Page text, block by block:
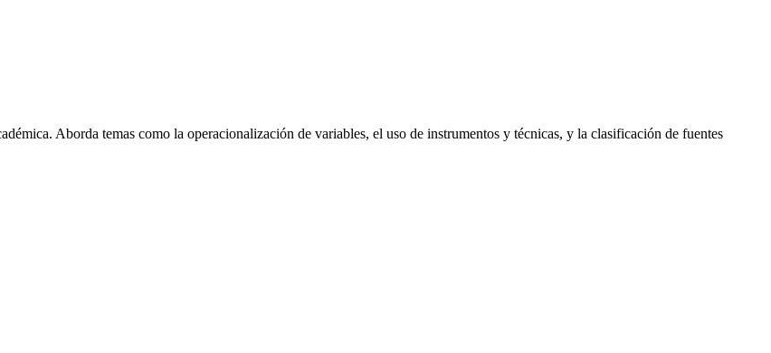
Aborda temas como la operacionalización de variables, el uso de instrumentos y técnicas, y la clasificación de fuentes